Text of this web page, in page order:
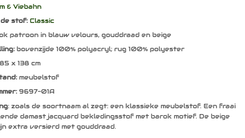
& Viebahn
de stof:Classic
patroon in blauw velours, gouddraad en beige
bovenzijde 100% polyacryl; rug 100% polyester
85 x 138 cm
meubelstof
9697-01A
: zoals de soortnaam al zegt: een klassieke meubelstof. Een fraai
damast jacquard bekledingsstof met barok motief. De beige
extra versierd met gouddraad.